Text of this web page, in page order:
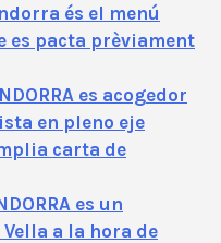
és el menú
es pacta prèviament
es acogedor
en pleno eje
carta de
es un
a la hora de